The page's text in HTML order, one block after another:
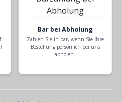
Bar bei Abholung
Zahlen Sie in bar, wenn Sie Ihre
Bestellung persönlich bei uns
abholen.